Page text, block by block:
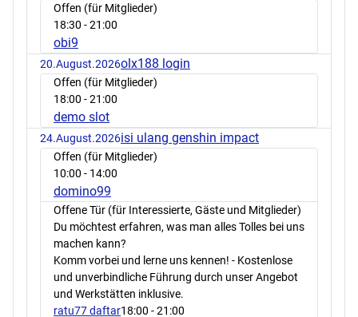
Offen (für Mitglieder)
18:30 - 21:00
obi9
20.August.2026olx188 login
Offen (für Mitglieder)
18:00 - 21:00
demo slot
24.August.2026isi ulang genshin impact
Offen (für Mitglieder)
10:00 - 14:00
domino99
Offene Tür (für Interessierte, Gäste und Mitglieder)
Du möchtest erfahren, was man alles Tolles bei uns
machen kann?
Komm vorbei und lerne uns kennen! - Kostenlose
und unverbindliche Führung durch unser Angebot
und Werkstätten inklusive.
ratu77 daftar18:00 - 21:00